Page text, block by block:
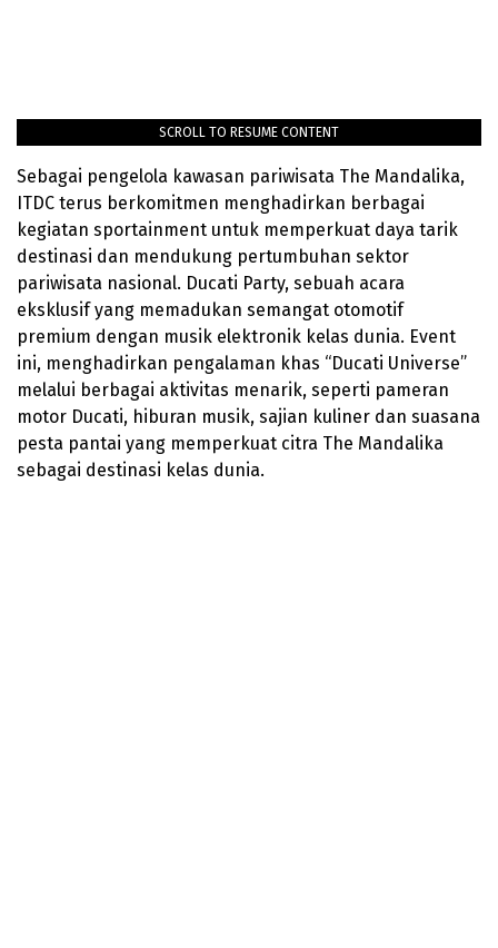
SCROLL TO RESUME CONTENT
Sebagai pengelola kawasan pariwisata The Mandalika,
ITDC terus berkomitmen menghadirkan berbagai
kegiatan sportainment untuk memperkuat daya tarik
destinasi dan mendukung pertumbuhan sektor
pariwisata nasional. Ducati Party, sebuah acara
eksklusif yang memadukan semangat otomotif
premium dengan musik elektronik kelas dunia. Event
ini, menghadirkan pengalaman khas “Ducati Universe”
melalui berbagai aktivitas menarik, seperti pameran
motor Ducati, hiburan musik, sajian kuliner dan suasana
pesta pantai yang memperkuat citra The Mandalika
sebagai destinasi kelas dunia.